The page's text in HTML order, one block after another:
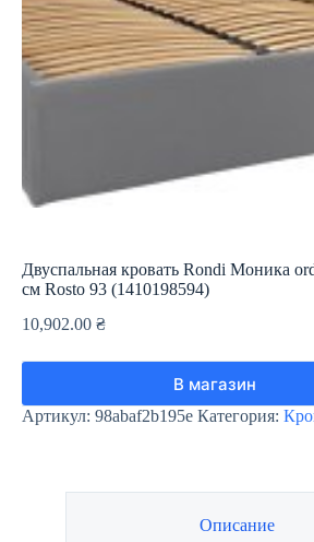
Двуспальная кровать Rondi Моника
см Rosto 93 (1410198594)
10,902.00 ₴
В магазин
Артикул: 98abaf2b195e Категория:
Описание